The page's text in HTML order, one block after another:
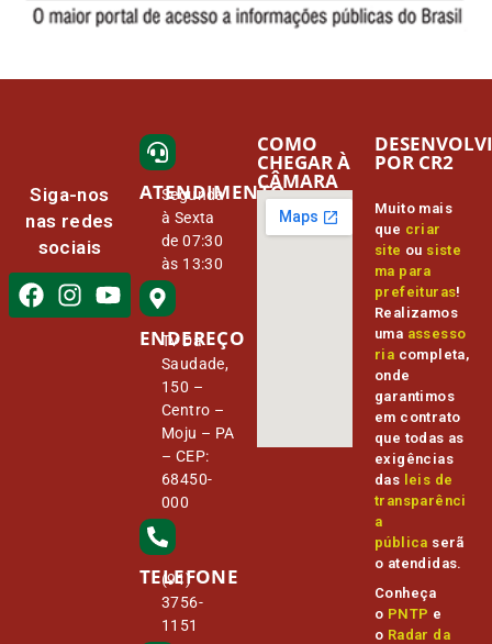
Siga-nos
nas redes
sociais
ATENDIMENTO
Segunda
à Sexta
de 07:30
às 13:30
ENDEREÇO
Tv Da
Saudade,
150 –
Centro –
Moju – PA
– CEP:
68450-
000
TELEFONE
(91)
3756-
1151
COMO
CHEGAR À
CÂMARA
Muito mais
que criar
site ou siste
ma para
prefeituras!
Realizamos
uma assesso
ria completa,
onde
garantimos
em contrato
que todas as
exigências
das leis de
transparênci
a
pública serã
o atendidas.
Conheça
o PNTP e
o Radar da
POR CR2